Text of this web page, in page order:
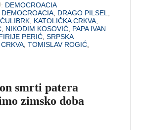
DEMOCROACIA
DEMOCROACIA DRAGO PILSEL
KATOLIČKA CRKVA
NIKODIM KOSOVIĆ PAPA IVAN
PERIĆ ,SRPSKA
,TOMISLAV ROGIĆ
smrti patera
zimsko doba